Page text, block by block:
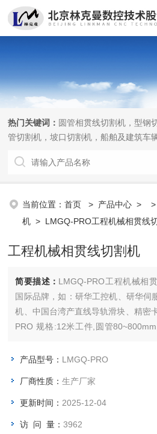
热门关键词： 圆管相贯线切割机，型钢
管切割机，坡口切割机，船舶及建筑车
当前位置：首页 > 产品中心 > >
机 > LMGQ-PRO工程机械相贯线
工程机械相贯线切割机
简要描述： LMGQ-PRO工程机械相
国际品牌，如：研华工控机、研华伺
机、中国台湾产直线导轨滑块、精密
PRO 规格:12米工件,圆管
产品型号： LMGQ-PRO
厂商性质：生产厂家
更新时间： 2025-12-04
访 问 量：3962